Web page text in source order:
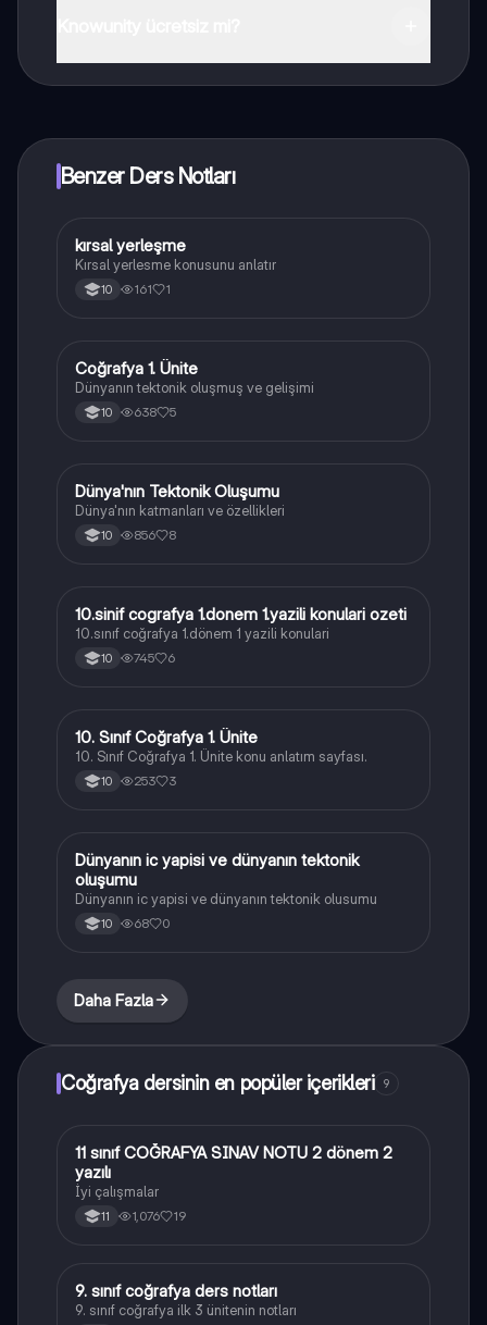
Benzer Ders Notları
Coğrafya
kırsal yerleşme
Kırsal yerlesme konusunu anlatır
10 161 1
Coğrafya
Coğrafya 1. Ünite
Dünyanın tektonik oluşmuş ve gelişimi
10 638 5
Coğrafya
Dünya'nın Tektonik Oluşumu
Dünya'nın katmanları ve özellikleri
10 856 8
Coğrafya
10.sinif cografya 1.donem 1.yazili konulari ozeti
10.sınıf coğrafya 1.dönem 1 yazili konulari
10 745 6
Coğrafya
10. Sınıf Coğrafya 1. Ünite
10. Sınıf Coğrafya 1. Ünite konu anlatım sayfası.
10 253 3
Coğrafya
Dünyanın ic yapisi ve dünyanın tektonik
oluşumu
Dünyanın ic yapisi ve dünyanın tektonik olusumu
10 68 0
Daha Fazla
Coğrafya dersinin en popüler içerikleri 9
Coğrafya
11 sınıf COĞRAFYA SINAV NOTU 2 dönem 2
yazılı
İyi çalışmalar
11 1,076 19
Coğrafya
9. sınıf coğrafya ders notları
9. sınıf coğrafya ilk 3 ünitenin notları